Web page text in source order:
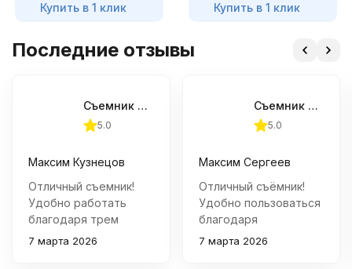
Купить в 1 клик Купить в 1 клик
Последние отзывы
Съемник с тремя поворотными захватами Jonnesway AE310034
5.0
Максим Кузнецов
Отличный съемник!
Удобно работать
благодаря трем
поворотным захватам
7 марта 2026
Съемник с двумя поворотными захватами Jonnesway AE310032
5.0
Максим Сергеев
Отличный съёмник!
Удобно пользоваться
благодаря
поворотным
7 марта 2026